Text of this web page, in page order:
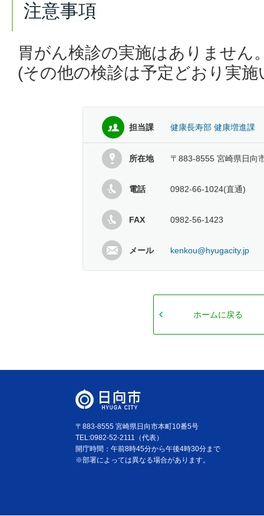
注意事項
胃がん検診の実施はありません
(その他の検診は予定どおり実
担当課 健康長寿部 健康増進課
所在地 〒883-8555 宮崎県日向
電話 0982-66-1024(直通)
FAX 0982-56-1423
メール kenkou@hyugacity.jp
ホームに戻る
〒883-8555 宮崎県日向市本町10番5号
TEL:0982-52-2111（代表）
開庁時間：午前8時45分から午後4時30分まで
※部署によっては異なる場合があります。